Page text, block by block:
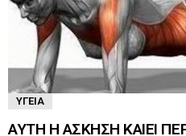
ΥΓΕΊΑ
ΑΥΤΗ Η ΑΣΚΗΣΗ ΚΑΙΕΙ